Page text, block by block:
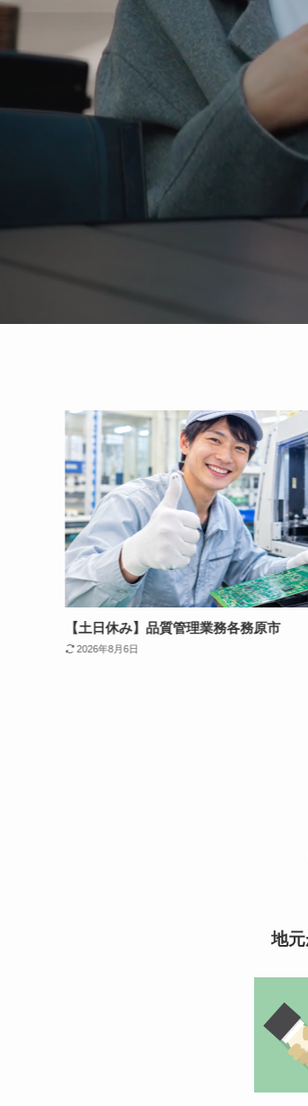
【土日休み】品質管理業務各務原市
2026年8月6日
地